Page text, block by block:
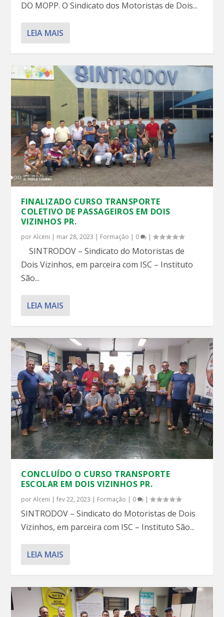
DO MOPP. O Sindicato dos Motoristas de Dois...
LEIA MAIS
FINALIZADO CURSO TRANSPORTE
COLETIVO DE PASSAGEIROS EM DOIS
VIZINHOS PR.
porAlceni | mar 28, 2023 | Formação | 0 |
SINTRODOV – Sindicato do Motoristas de
Dois Vizinhos, em parceira com ISC – Instituto
São...
LEIA MAIS
CONCLUÍDO O CURSO TRANSPORTE
ESCOLAR EM DOIS VIZINHOS PR.
porAlceni |fev 22, 2023 | Formação | 0 |
SINTRODOV – Sindicato do Motoristas de Dois
Vizinhos, em parceira com ISC – Instituto São...
LEIA MAIS